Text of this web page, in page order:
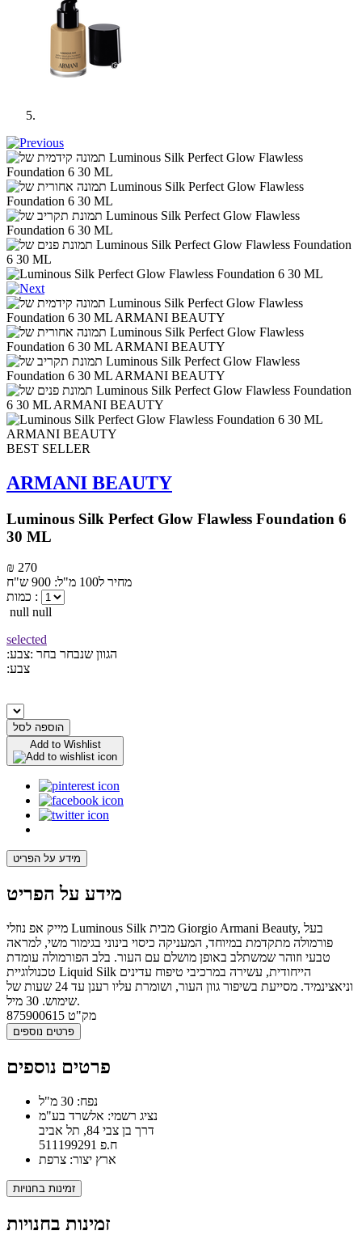
BEST SELLER
ARMANI BEAUTY
Luminous Silk Perfect Glow Flawless Foundation 6
30 ML
₪ 270
מחיר ל100 מ"ל: 900 ש"ח
כמות :
null null
selected
:הגוון שנבחר בחר :צבע
:צבע
הוספה לסל
Add to Wishlist
מידע על הפריט
מידע על הפריט
מייק אפ נוזלי Luminous Silk מבית Giorgio Armani Beauty, בעל
פורמולה מתקדמת במיוחד, המעניקה כיסוי בינוני בגימור משי, למראה
טבעי וזוהר שמשתלב באופן מושלם עם העור. בלב הפורמולה עומדת
טכנולוגיית Liquid Silk הייחודית, עשירה במרכיבי טיפוח עדינים
וניאצינמיד. מסייעת בשיפור גוון העור, ושומרת עליו רענן עד 24 שעות של
שימוש. 30 מיל.
מק"ט 875900615
פרטים נוספים
פרטים נוספים
נפח: 30 מ"ל
נציג רשמי: אלשרד בע"מ
דרך בן צבי 84, תל אביב
ח.פ 511199291
ארץ יצור: צרפת
זמינות בחנויות
זמינות בחנויות